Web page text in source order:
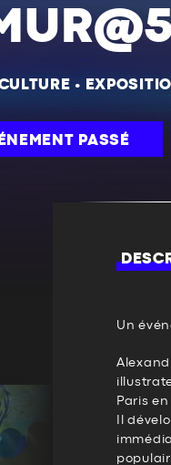
•
PASSÉ
Un
Paris en
Il